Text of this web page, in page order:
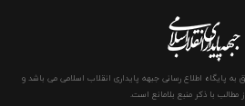
پایگاه اطلاع رسانی جبهه پایداری انقلاب اسلامی می باشد و
مطالب با ذکر منبع بلامانع است.